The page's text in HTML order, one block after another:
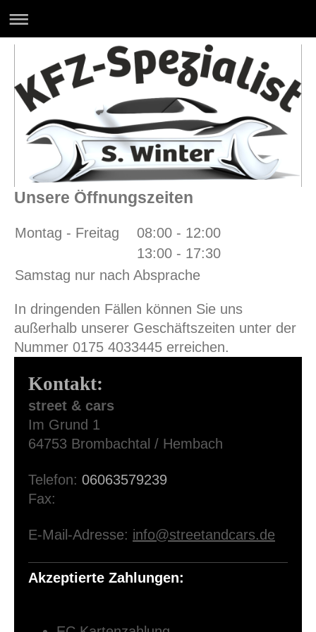
Unsere Öffnungszeiten
Montag - Freitag 08:00 - 12:00
13:00 - 17:30
Samstag nur nach Absprache
In dringenden Fällen können Sie uns
außerhalb unserer Geschäftszeiten unter der
Nummer 0175 4033445 erreichen.
Kontakt:
street & cars
Im Grund 1
64753 Brombachtal / Hembach
Telefon: 06063579239
Fax:
E-Mail-Adresse: info@streetandcars.de
Akzeptierte Zahlungen: